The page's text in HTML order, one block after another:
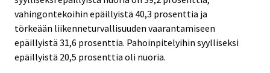
vahingontekoihin epäillyistä 40,3 prosenttia ja
törkeään liikenneturvallisuuden vaarantamiseen
epäillyistä 31,6 prosenttia. Pahoinpitelyihin syylliseksi
epäillyistä 20,5 prosenttia oli nuoria.